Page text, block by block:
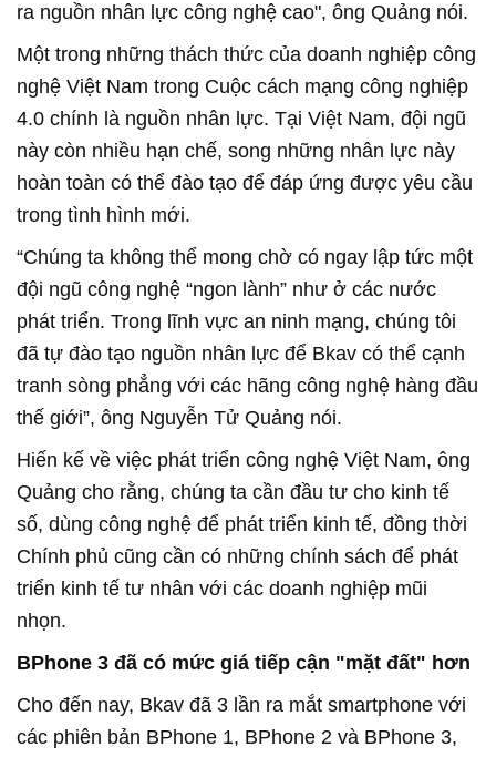
ra nguồn nhân lực công nghệ cao", ông Quảng nói.
Một trong những thách thức của doanh nghiệp công
nghệ Việt Nam trong Cuộc cách mạng công nghiệp
4.0 chính là nguồn nhân lực. Tại Việt Nam, đội ngũ
này còn nhiều hạn chế, song những nhân lực này
hoàn toàn có thể đào tạo để đáp ứng được yêu cầu
trong tình hình mới.
“Chúng ta không thể mong chờ có ngay lập tức một
đội ngũ công nghệ “ngon lành” như ở các nước
phát triển. Trong lĩnh vực an ninh mạng, chúng tôi
đã tự đào tạo nguồn nhân lực để Bkav có thể cạnh
tranh sòng phẳng với các hãng công nghệ hàng đầu
thế giới”, ông Nguyễn Tử Quảng nói.
Hiến kế về việc phát triển công nghệ Việt Nam, ông
Quảng cho rằng, chúng ta cần đầu tư cho kinh tế
số, dùng công nghệ để phát triển kinh tế, đồng thời
Chính phủ cũng cần có những chính sách để phát
triển kinh tế tư nhân với các doanh nghiệp mũi
nhọn.
BPhone 3 đã có mức giá tiếp cận "mặt đất" hơn
Cho đến nay, Bkav đã 3 lần ra mắt smartphone với
các phiên bản BPhone 1, BPhone 2 và BPhone 3,